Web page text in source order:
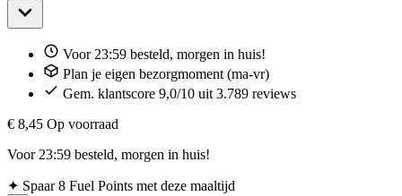
Voor 23:59 besteld, morgen in huis!
Plan je eigen bezorgmoment (ma-vr)
Gem. klantscore 9,0/10 uit 3.789 reviews
€ 8,45 Op voorraad
Voor 23:59 besteld, morgen in huis!
✦ Spaar 8 Fuel Points met deze maaltijd